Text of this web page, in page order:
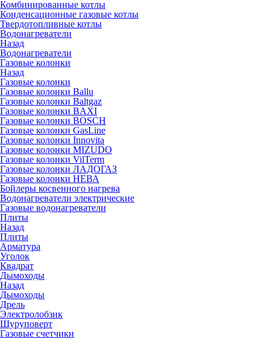
Комбинированные котлы
Конденсационные газовые котлы
Твердотопливные котлы
Водонагреватели
Назад
Водонагреватели
Газовые колонки
Назад
Газовые колонки
Газовые колонки Ballu
Газовые колонки Baltgaz
Газовые колонки BAXI
Газовые колонки BOSCH
Газовые колонки GasLine
Газовые колонки Innovita
Газовые колонки MIZUDO
Газовые колонки VilTerm
Газовые колонки ЛАДОГАЗ
Газовые колонки НЕВА
Бойлеры косвенного нагрева
Водонагреватели электрические
Газовые водонагреватели
Плиты
Назад
Плиты
Арматура
Уголок
Квадрат
Дымоходы
Назад
Дымоходы
Дрель
Электролобзик
Шуруповерт
Газовые счетчики